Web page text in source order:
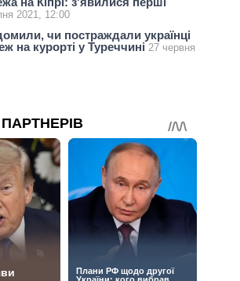
2021, 12:00
чи постраждали українці
на курорті у Туреччині 27 червня